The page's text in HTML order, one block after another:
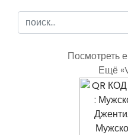
Посмотреть
Ещё